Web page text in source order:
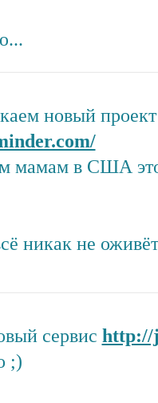
новый проект
мамам в США это
никак не
сервис http://
;)